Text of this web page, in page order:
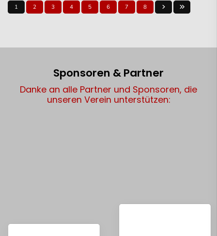
1 2 3 4 5 6 7 8
Sponsoren & Partner
Danke an alle Partner und Sponsoren, die
unseren Verein unterstützen: